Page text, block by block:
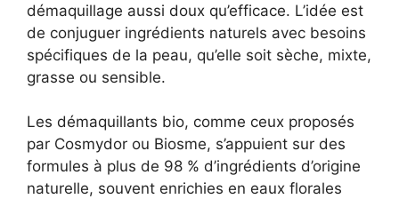
démaquillage aussi doux qu’efficace. L’idée est
de conjuguer ingrédients naturels avec besoins
spécifiques de la peau, qu’elle soit sèche, mixte,
grasse ou sensible.
Les démaquillants bio, comme ceux proposés
par Cosmydor ou Biosme, s’appuient sur des
formules à plus de 98 % d’ingrédients d’origine
naturelle, souvent enrichies en eaux florales